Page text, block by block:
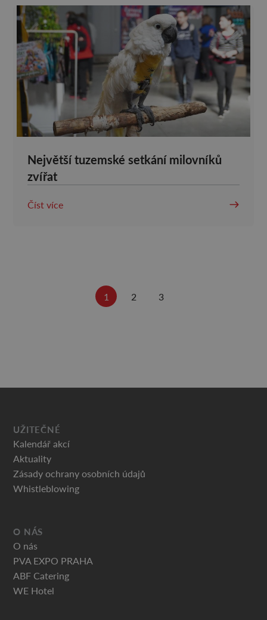
Největší tuzemské setkání milovníků
zvířat
Číst více
1 2 3
UŽITEČNÉ
Kalendář akcí
Aktuality
Zásady ochrany osobních údajů
Whistleblowing
O NÁS
O nás
PVA EXPO PRAHA
ABF Catering
WE Hotel